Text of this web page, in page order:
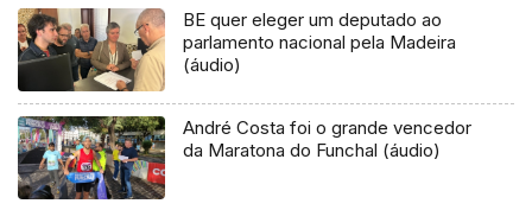
BE quer eleger um deputado ao
parlamento nacional pela Madeira
(áudio)
André Costa foi o grande vencedor
da Maratona do Funchal (áudio)